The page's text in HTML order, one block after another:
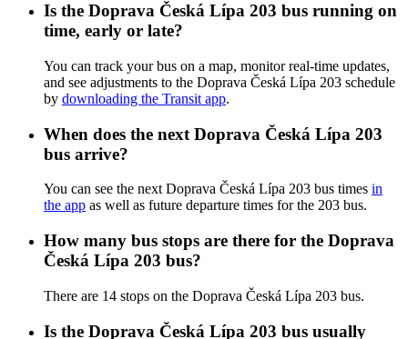
Is the Doprava Česká Lípa 203 bus running on
time, early or late?
You can track your bus on a map, monitor real-time updates,
and see adjustments to the Doprava Česká Lípa 203 schedule
by downloading the Transit app.
When does the next Doprava Česká Lípa 203
bus arrive?
You can see the next Doprava Česká Lípa 203 bus times in
the app as well as future departure times for the 203 bus.
How many bus stops are there for the Doprava
Česká Lípa 203 bus?
There are 14 stops on the Doprava Česká Lípa 203 bus.
Is the Doprava Česká Lípa 203 bus usually